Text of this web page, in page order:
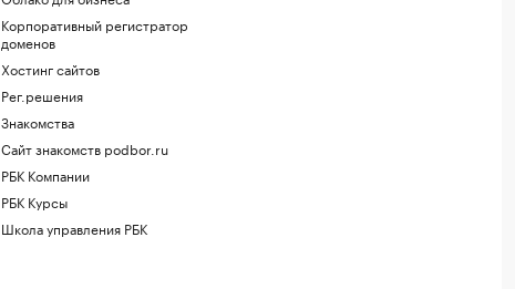
Корпоративный регистратор
доменов
Хостинг сайтов
Рег.решения
Знакомства
Сайт знакомств podbor.ru
РБК Компании
РБК Курсы
Школа управления РБК